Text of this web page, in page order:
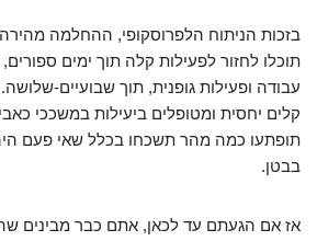
בזכות הניתוח הלפרוסקופי, ההחלמה
תוכלו לחזור לפעילות קלה תוך ימים
עבודה ופעילות גופנית, תוך שבועיים-
קלים יחסית ומטופלים ביעילות במשככי
תופתעו כמה מהר תשכחו בכלל שאי פעם
בבטן.
אז אם הגעתם עד לכאן, אתם כבר מבינים